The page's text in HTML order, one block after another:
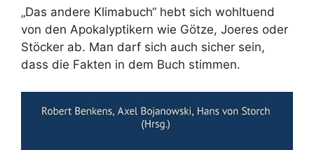
„Das andere Klimabuch“ hebt sich wohltuend
von den Apokalyptikern wie Götze, Joeres oder
Stöcker ab. Man darf sich auch sicher sein,
dass die Fakten in dem Buch stimmen.